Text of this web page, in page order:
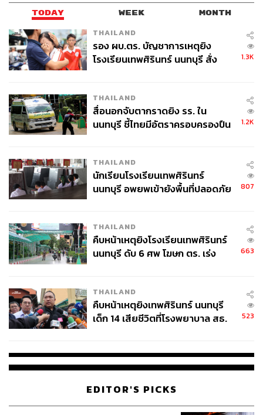
TODAY WEEK MONTH
THAILAND
รอง ผบ.ตร. บัญชาการเหตุยิง
โรงเรียนเทพศิรินทร์ นนทบุรี สั่ง
1.3K
THAILAND
สื่อนอกจับตากราดยิง รร. ใน
นนทบุรี ชี้ไทยมีอัตราครอบครองปืน
1.2K
THAILAND
นักเรียนโรงเรียนเทพศิรินทร์
นนทบุรี อพยพเข้ายังพื้นที่ปลอดภัย
807
THAILAND
คืบหน้าเหตุยิงโรงเรียนเทพศิรินทร์
นนทบุรี ดับ 6 ศพ โฆษก ตร. เร่ง
663
THAILAND
คืบหน้าเหตุยิงเทพศิรินทร์ นนทบุรี
เด็ก 14 เสียชีวิตที่โรงพยาบาล สธ.
523
EDITOR'S PICKS